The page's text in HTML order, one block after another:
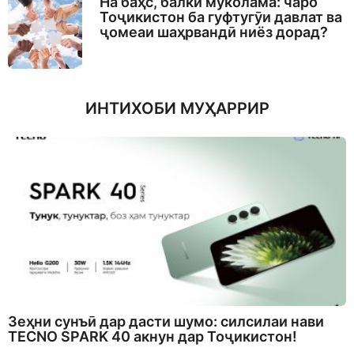
Тоҷикистон ба гуфтугӯи давлат ва
ҷомеаи шаҳрвандӣ ниёз дорад?
ИНТИХОБИ МУҲАРРИР
Зеҳни сунъӣ дар дасти шумо: силсилаи нави
TECNO SPARK 40 акнун дар Тоҷикистон!